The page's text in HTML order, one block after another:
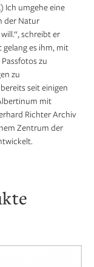
Ich umgehe eine
der Natur
schreibt er
es ihm, mit
zu
zu
seit einigen
mit
Richter Archiv
Zentrum der